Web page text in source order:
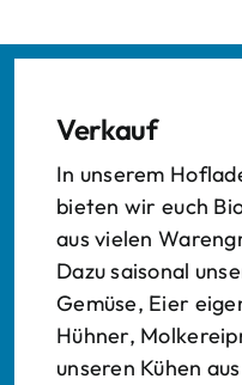
Verkauf
In unserem
bieten wir euch
aus vielen
Dazu saisonal
Gemüse, Eier
Hühner,
unseren Kühen